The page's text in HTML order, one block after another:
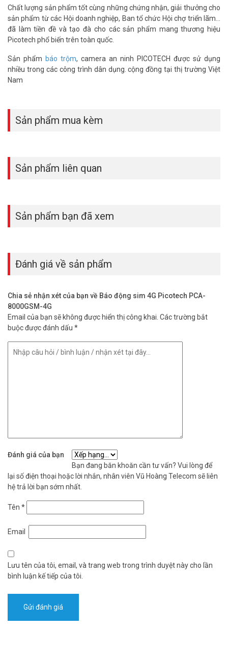
lượng.
– Hỗ trợ còi không dây, ngõ ra 12VDC (<150mA) có thể kết nối với
còi phụ có dây hoặc đèn báo
– Báo cáo tình trạng nguồn cấp, tình trạng Bật/Tắt hệ thống (tùy
– Lập trình thời gian Bật/Tắt hệ thống cho các ngày trong tuần
– Lưu lại 30 bản ghi sự kiện báo động sau cùng, có thể truy vấn
theo thời gian cụ thể
– Ứng dụng miễn phí trên Smartphone iOS và Android
– Kích thước (L*W*H): 195*136*31mm
Trọn bộ bao gồm:
– 1 Trung tâm
– 1 Hồng ngoại
7.4V – 1.200mAh)
Đặt mua Online ngay báo động PICOTECH mới nhất, quý khách
Tham khảo thêm thông tin tại
Chất lượng sản phẩm tốt cùng những chứng nhận, giải thưởng cho
sản phẩm từ các Hội doanh nghiệp, Ban tổ chức Hội chợ triển lãm...
đã làm tiền đề và tạo đà cho các sản phẩm mang thương hiệu
Picotech phổ biến trên toàn quốc.
Sản phẩm báo trộm, camera an ninh PICOTECH được sử dụng
nhiều trong các công trình dân dụng. cộng đồng tại thị trường Việt
Nam
Sản phẩm mua kèm
Sản phẩm liên quan
Sản phẩm bạn đã xem
Đánh giá về sản phẩm
Chia sẻ nhận xét của bạn về Báo động sim 4G Picotech PCA-
8000GSM-4G
Email của bạn sẽ không được hiển thị công khai. Các trường bắt
buộc được đánh dấu *
Đánh giá của bạn
Bạn đang băn khoăn cần tư vấn? Vui lòng để
lại số điện thoại hoặc lời nhắn, nhân viên Vũ Hoàng Telecom sẽ liên
hệ trả lời bạn sớm nhất.
Tên *
Email
Lưu tên của tôi, email, và trang web trong trình duyệt này cho lần
bình luận kế tiếp của tôi.